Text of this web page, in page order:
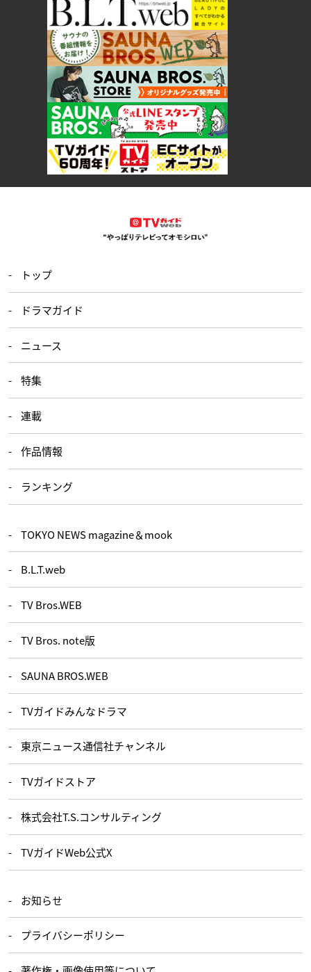
トップ
ドラマガイド
ニュース
特集
連載
作品情報
ランキング
TOKYO NEWS magazine＆mook
B.L.T.web
TV Bros.WEB
TV Bros. note版
SAUNA BROS.WEB
TVガイドみんなドラマ
東京ニュース通信社チャンネル
TVガイドストア
株式会社T.S.コンサルティング
TVガイドWeb公式X
お知らせ
プライバシーポリシー